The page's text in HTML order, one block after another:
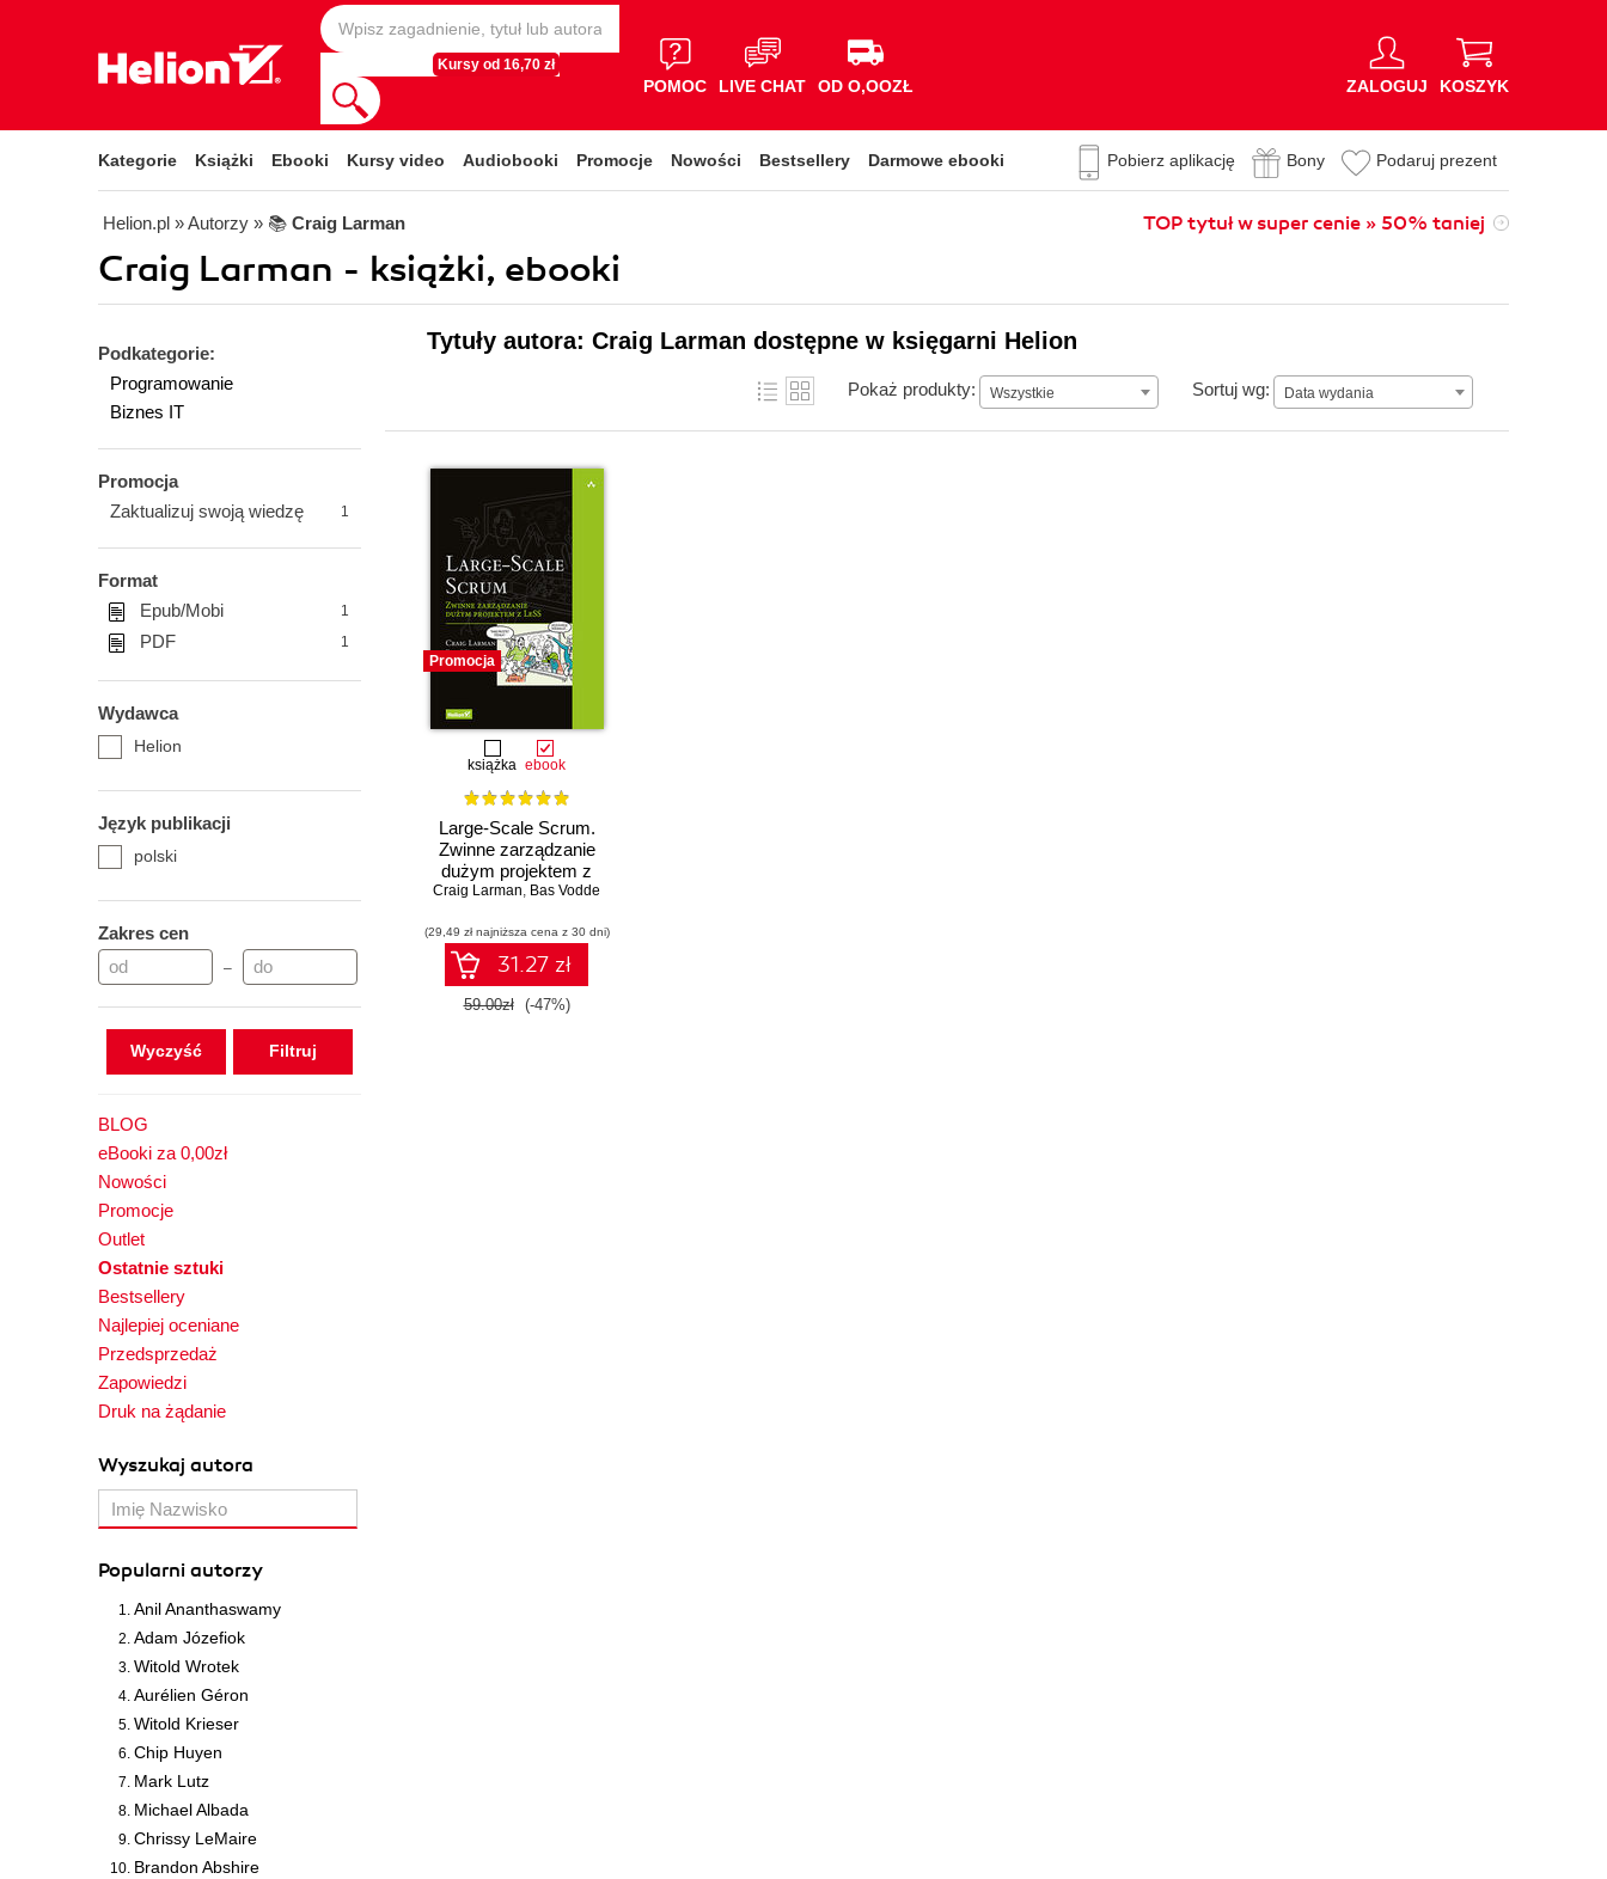
Kursy od 16,70 zł
POMOC LIVE CHAT OD O,OOZŁ ZALOGUJ KOSZYK
Kategorie Książki Ebooki Kursy video Audiobooki Promocje Nowości Bestsellery Darmowe ebooki Pobierz aplikację Bony Podaruj prezent
Helion.pl » Autorzy » 📚 Craig Larman TOP tytuł w super cenie » 50% taniej
Craig Larman - książki, ebooki
Podkategorie:
Programowanie
Biznes IT
Promocja
Zaktualizuj swoją wiedzę
1
Format
Epub/Mobi
1
PDF 1
Wydawca
Helion
Język publikacji
polski
Zakres cen
–
Wyczyść
BLOG
eBooki za 0,00zł
Nowości
Promocje
Outlet
Ostatnie sztuki
Bestsellery
Najlepiej oceniane
Przedsprzedaż
Zapowiedzi
Druk na żądanie
Wyszukaj autora
Popularni autorzy
Anil Ananthaswamy
Adam Józefiok
Witold Wrotek
Aurélien Géron
Witold Krieser
Chip Huyen
Mark Lutz
Michael Albada
Chrissy LeMaire
Brandon Abshire
Tytuły autora: Craig Larman dostępne w księgarni Helion
Pokaż produkty: Wszystkie Sortuj wg: Data wydania
Data wydania
Promocja
książka ebook
Large-Scale Scrum.
Zwinne zarządzanie
dużym projektem z
LeSS
Craig Larman, Bas Vodde
(29,49 zł najniższa cena z 30 dni)
31.27 zł
59.00zł (-47%)